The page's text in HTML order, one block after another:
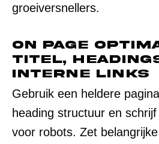
groeiversnellers.
On page
titel,
interne links
Gebruik een heldere
heading structuur en
voor robots. Zet